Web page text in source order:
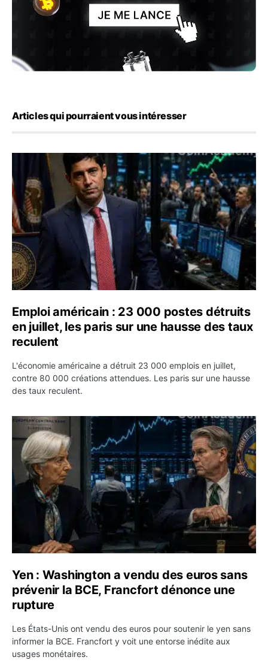
Articles qui pourraient vous intéresser
Emploi américain : 23 000 postes détruits en juillet, les
Emploi américain : 23 000 postes détruits
en juillet, les paris sur une hausse des taux
reculent
L'économie américaine a détruit 23 000 emplois en juillet,
contre 80 000 créations attendues. Les paris sur une hausse
des taux reculent.
Yen : Washington a vendu des euros sans prévenir la
Yen : Washington a vendu des euros sans
prévenir la BCE, Francfort dénonce une
rupture
Les États-Unis ont vendu des euros pour soutenir le yen sans
informer la BCE. Francfort y voit une entorse inédite aux
usages monétaires.